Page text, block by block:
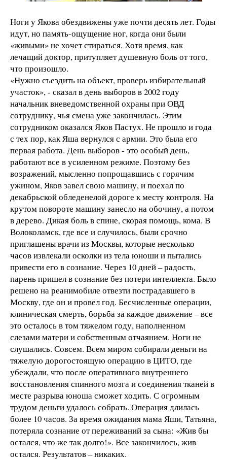
Ноги у Якова обездвижены уже почти десять лет. Годы
идут, но память-ощущение ног, когда они были
«живыми» не хочет стираться. Хотя время, как
лечащий доктор, притупляет душевную боль от того,
что произошло.
«Нужно съездить на объект, проверь избирательный
участок», - сказал в день выборов в 2002 году
начальник вневедомственной охраны при ОВД
сотруднику, чья смена уже закончилась. Этим
сотрудником оказался Яков Пастух. Не прошло и года
с тех пор, как Яша вернулся с армии. Это была его
первая работа. День выборов - это особый день,
работают все в усиленном режиме. Поэтому без
возражений, мысленно попрощавшись с горячим
ужином, Яков завел свою машину, и поехал по
декабрьской обледенелой дороге к месту контроля. На
крутом повороте машину занесло на обочину, а потом
в дерево. Дикая боль в спине, скорая помощь, кома. В
Волоколамск, где все и случилось, были срочно
приглашены врачи из Москвы, которые несколько
часов извлекали осколки из тела юноши и пытались
привести его в сознание. Через 10 дней – радость,
парень пришел в сознание без потери интеллекта. Было
решено на реанимобиле отвезти пострадавшего в
Москву, где он и провел год. Бесчисленные операции,
клиническая смерть, борьба за каждое движение – все
это осталось в том тяжелом году, наполненном
слезами матери и собственным отчаянием. Ноги не
слушались. Совсем. Всем миром собирали деньги на
тяжелую дорогостоящую операцию в ЦИТО, где
убеждали, что после оперативного внутреннего
восстановления спинного мозга и соединения тканей в
месте разрыва юноша сможет ходить. С огромным
трудом деньги удалось собрать. Операция длилась
более 10 часов. За время ожидания мама Яши, Татьяна,
потеряла сознание от переживаний за сына: «Жив бы
остался, что же так долго!». Все закончилось, жив
остался. Результатов – никаких.